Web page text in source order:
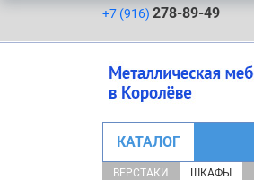
+7 (916) 278-89-49
КАТАЛОГ
ВЕРСТАКИ ШКАФЫ